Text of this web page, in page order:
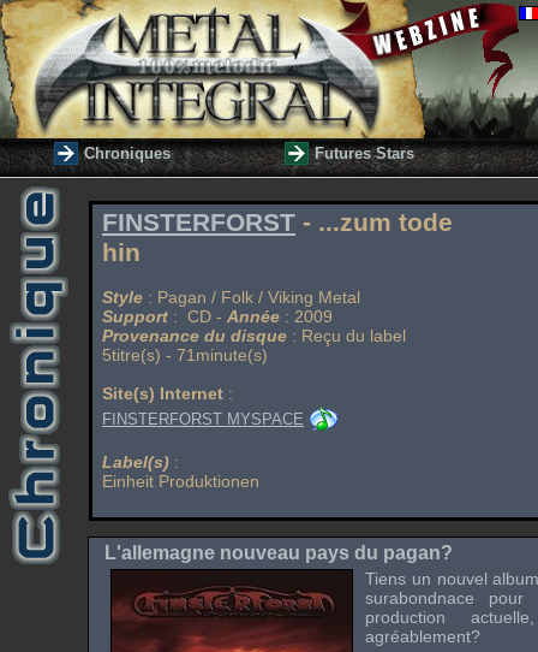
Chroniques Futures Stars
FINSTERFORST - ...zum tode
hin
Style : Pagan / Folk / Viking Metal
Support : CD - Année : 2009
Provenance du disque : Reçu du label
5titre(s) - 71minute(s)
Site(s) Internet :
FINSTERFORST MYSPACE
Label(s) :
Einheit Produktionen
L'allemagne nouveau pays du pagan?
Tiens un nouvel
surabondnace
production
agréablement?